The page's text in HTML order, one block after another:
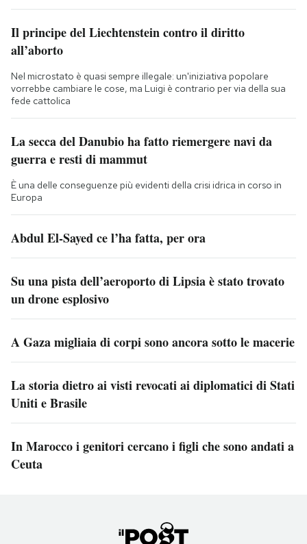
Il principe del Liechtenstein contro il diritto
all’aborto
Nel microstato è quasi sempre illegale: un'iniziativa popolare
vorrebbe cambiare le cose, ma Luigi è contrario per via della sua
fede cattolica
La secca del Danubio ha fatto riemergere navi da
guerra e resti di mammut
È una delle conseguenze più evidenti della crisi idrica in corso in
Europa
Abdul El-Sayed ce l’ha fatta, per ora
Su una pista dell’aeroporto di Lipsia è stato trovato
un drone esplosivo
A Gaza migliaia di corpi sono ancora sotto le macerie
La storia dietro ai visti revocati ai diplomatici di Stati
Uniti e Brasile
In Marocco i genitori cercano i figli che sono andati a
Ceuta